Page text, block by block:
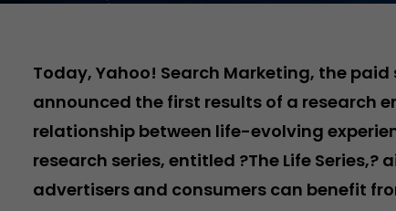
Today, Yahoo! Search Marketing, the
announced the first results of a research
relationship between life-evolving
research series, entitled ?The Life
advertisers and consumers can benefit